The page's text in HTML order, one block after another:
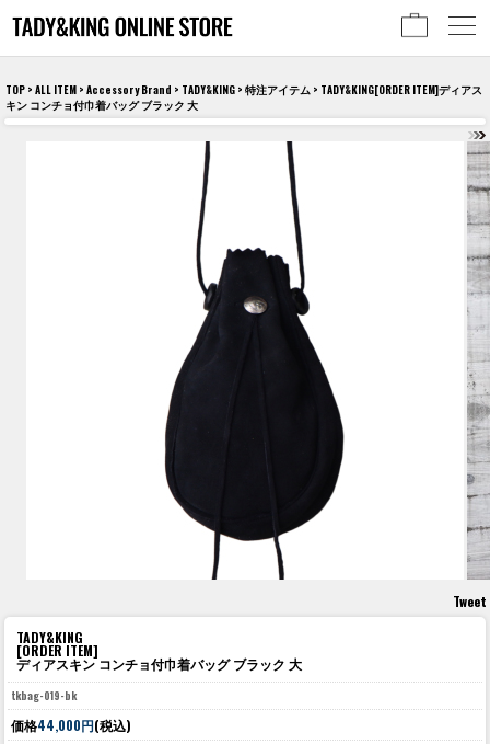
TOP > ALL ITEM > Accessory Brand > TADY&KING > 特注アイテム > TADY&KING[ORDER ITEM]ディアス
キン コンチョ付巾着バッグ ブラック 大
Tweet
TADY&KING
[ORDER ITEM]
ディアスキン コンチョ付巾着バッグ ブラック 大
tkbag-019-bk
価格44,000円(税込)